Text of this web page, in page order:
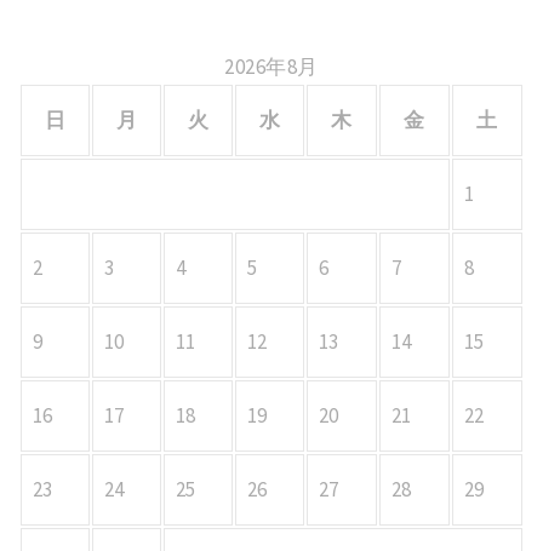
2026年8月
日
月 火 水 木 金 土
1
2 3 4 5 6 7 8
9 10 11 12 13 14 15
16 17 18 19 20 21 22
23 24 25 26 27 28 29